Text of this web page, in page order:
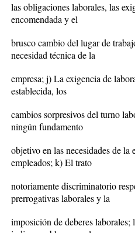
las obligaciones laborales, las
encomendada y el
brusco cambio del lugar de
necesidad técnica de la
empresa; j) La exigencia de
establecida, los
cambios sorpresivos del turno
ningún fundamento
objetivo en las necesidades de
empleados; k) El trato
notoriamente discriminatorio
prerrogativas laborales y la
imposición de deberes